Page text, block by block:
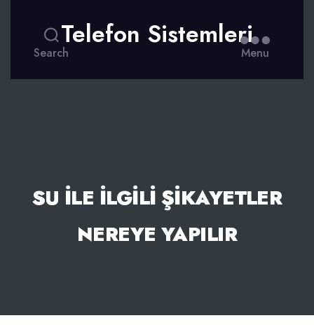
Search
Telefon Sistemleri
Menu
SU ILE ILGILI ŞIKAYETLER
NEREYE YAPILIR